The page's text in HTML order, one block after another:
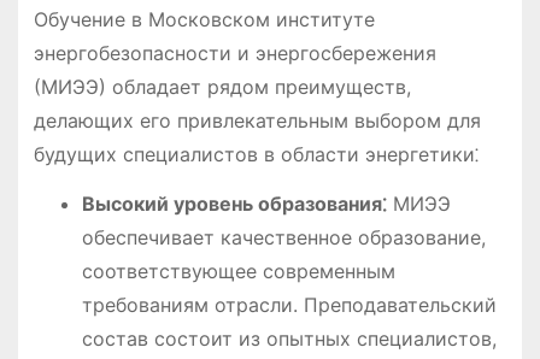
Обучение в Московском институте
энергобезопасности и энергосбережения
(МИЭЭ) обладает рядом преимуществ,
делающих его привлекательным выбором для
будущих специалистов в области энергетики⁚
Высокий уровень образования⁚МИЭЭ
обеспечивает качественное образование,
соответствующее современным
требованиям отрасли. Преподавательский
состав состоит из опытных специалистов,